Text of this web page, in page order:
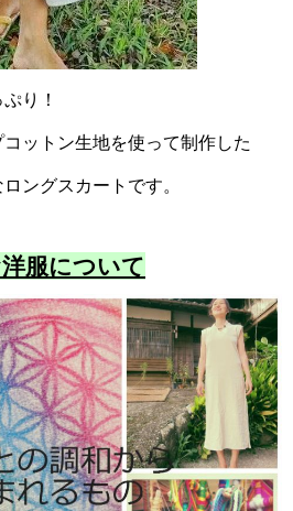
り！
ットン生地を使って制作した
ングスカートです。
服について